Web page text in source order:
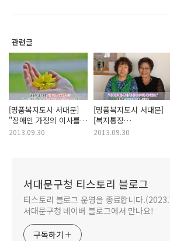
관련글
[명품복지도시 서대문]
"장애인 가정의 이사를
도운 홍은 1동
2013.09.30
[명품복지도시 서대문]
[복지통장
우수사례]"내가 즐거운
2013.09.30
서대문구청 티스토리 블로그
티스토리 블로그 운영을 종료합니다
서대문구청 네이버 블로그에서 만나요!
구독하기